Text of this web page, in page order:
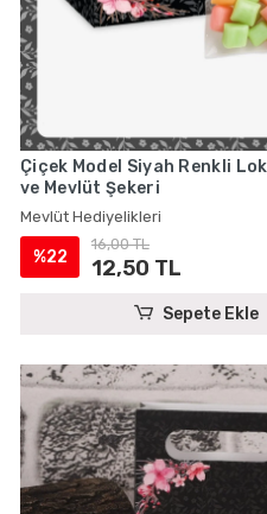
Çiçek Model Siyah Renkli
ve Mevlüt Şekeri
Mevlüt Hediyelikleri
%22
16,00 TL
12,50 TL
Sepete Ekle